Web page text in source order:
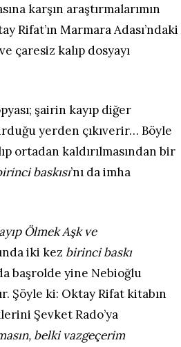
karşın araştırmalarımın
Rifat’ın Marmara Adası’ndaki
çaresiz kalıp dosyayı
şairin kayıp diğer
yerden çıkıverir… Böyle
ortadan kaldırılmasından bir
baskısı’nı da imha
Ölmek Aşk ve
iki kez birinci baskı
başrolde yine Nebioğlu
Şöyle ki: Oktay Rifat kitabın
Şevket Rado’ya
belki vazgeçerim